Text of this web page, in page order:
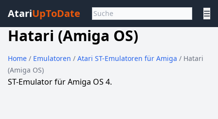
AtariUpToDate ☰
Hatari (Amiga OS)
Home / Emulatoren / Atari ST-Emulatoren für Amiga / Hatari
(Amiga OS)
ST-Emulator für Amiga OS 4.